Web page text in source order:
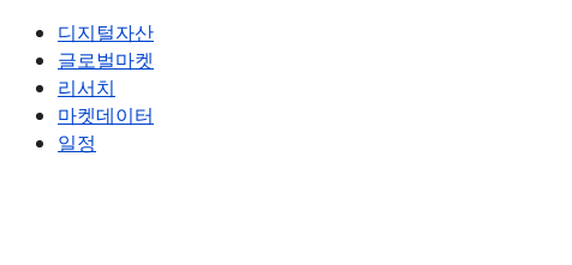
디지털자산
글로벌마켓
리서치
마켓데이터
일정